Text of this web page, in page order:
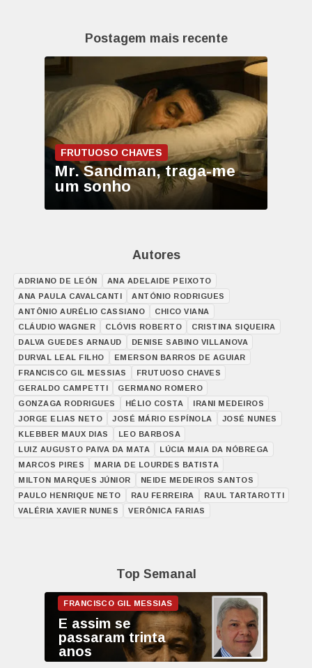
Postagem mais recente
FRUTUOSO CHAVES
Mr. Sandman, traga-me
um sonho
Autores
ADRIANO DE LEÓN
ANA ADELAIDE PEIXOTO
ANA PAULA CAVALCANTI
ANTÓNIO RODRIGUES
ANTÔNIO AURÉLIO CASSIANO
CHICO VIANA
CLÁUDIO WAGNER
CLÓVIS ROBERTO
CRISTINA SIQUEIRA
DALVA GUEDES ARNAUD
DENISE SABINO VILLANOVA
DURVAL LEAL FILHO
EMERSON BARROS DE AGUIAR
FRANCISCO GIL MESSIAS
FRUTUOSO CHAVES
GERALDO CAMPETTI
GERMANO ROMERO
GONZAGA RODRIGUES
HÉLIO COSTA
IRANI MEDEIROS
JORGE ELIAS NETO
JOSÉ MÁRIO ESPÍNOLA
JOSÉ NUNES
KLEBBER MAUX DIAS
LEO BARBOSA
LUIZ AUGUSTO PAIVA DA MATA
LÚCIA MAIA DA NÓBREGA
MARCOS PIRES
MARIA DE LOURDES BATISTA
MILTON MARQUES JÚNIOR
NEIDE MEDEIROS SANTOS
PAULO HENRIQUE NETO
RAU FERREIRA
RAUL TARTAROTTI
VALÉRIA XAVIER NUNES
VERÔNICA FARIAS
Top Semanal
E assim se
passaram trinta
anos